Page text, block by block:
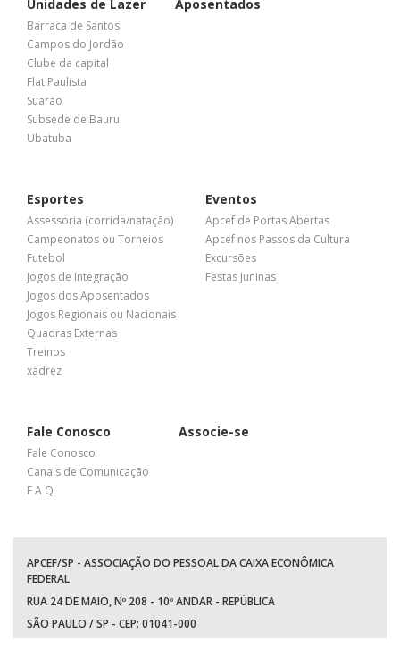
Unidades de Lazer
Barraca de Santos
Campos do Jordão
Clube da capital
Flat Paulista
Suarão
Subsede de Bauru
Ubatuba
Aposentados
Esportes
Assessoria (corrida/natação)
Campeonatos ou Torneios
Futebol
Jogos de Integração
Jogos dos Aposentados
Jogos Regionais ou Nacionais
Quadras Externas
Treinos
xadrez
Eventos
Apcef de Portas Abertas
Apcef nos Passos da Cultura
Excursões
Festas Juninas
Fale Conosco
Fale Conosco
Canais de Comunicação
F A Q
Associe-se
APCEF/SP - ASSOCIAÇÃO DO PESSOAL DA CAIXA ECONÔMICA
FEDERAL
RUA 24 DE MAIO, Nº 208 - 10º ANDAR - REPÚBLICA
SÃO PAULO / SP - CEP: 01041-000